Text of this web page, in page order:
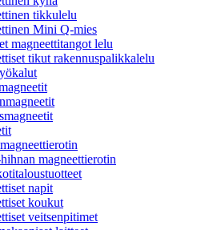
tikkulelu
Mini Q-mies
magneettitangot lelu
tikut rakennuspalikkalelu
magneettierotin
napit
koukut
veitsenpitimet